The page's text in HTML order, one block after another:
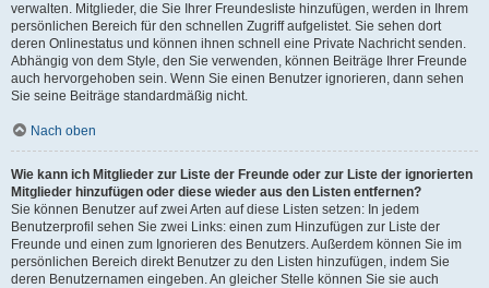
verwalten. Mitglieder, die Sie Ihrer Freundesliste hinzufügen, werden in Ihrem
persönlichen Bereich für den schnellen Zugriff aufgelistet. Sie sehen dort
deren Onlinestatus und können ihnen schnell eine Private Nachricht senden.
Abhängig von dem Style, den Sie verwenden, können Beiträge Ihrer Freunde
auch hervorgehoben sein. Wenn Sie einen Benutzer ignorieren, dann sehen
Sie seine Beiträge standardmäßig nicht.
Nach oben
Wie kann ich Mitglieder zur Liste der Freunde oder zur Liste der ignorierten
Mitglieder hinzufügen oder diese wieder aus den Listen entfernen?
Sie können Benutzer auf zwei Arten auf diese Listen setzen: In jedem
Benutzerprofil sehen Sie zwei Links: einen zum Hinzufügen zur Liste der
Freunde und einen zum Ignorieren des Benutzers. Außerdem können Sie im
persönlichen Bereich direkt Benutzer zu den Listen hinzufügen, indem Sie
deren Benutzernamen eingeben. An gleicher Stelle können Sie sie auch